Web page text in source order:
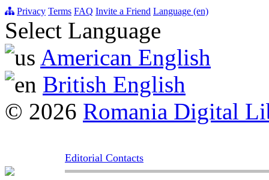
Privacy Terms FAQ Invite a Friend Language (en)
Select Language
American English
British English
© 2026 Romania Digital
Editorial Contacts